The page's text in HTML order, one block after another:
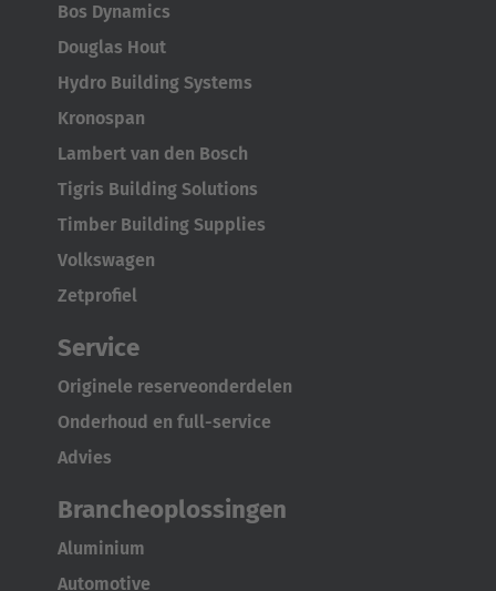
English Neutral
AMERICA
Bos Dynamics
Douglas Hout
Hydro Building Systems
Kronospan
Lambert van den Bosch
Tigris Building Solutions
Timber Building Supplies
Volkswagen
Zetprofiel
Service
Originele reserveonderdelen
Onderhoud en full-service
Advies
Brancheoplossingen
Aluminium
Automotive